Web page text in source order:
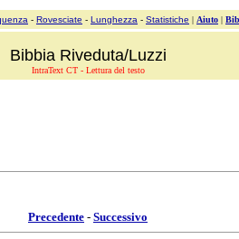
- Rovesciate - Lunghezza - Statistiche | Aiuto |
Bibbia Riveduta/Luzzi
IntraText CT - Lettura del testo
Precedente - Successivo